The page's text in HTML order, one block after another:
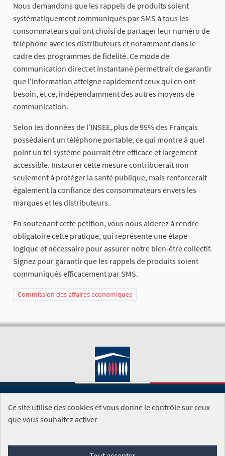
Nous demandons que les rappels de produits soient
systématiquement communiqués par SMS à tous les
consommateurs qui ont choisi de partager leur numéro de
téléphone avec les distributeurs et notamment dans le
cadre des programmes de fidelité. Ce mode de
communication direct et instantané permettrait de garantir
que l'information atteigne rapidement ceux qui en ont
besoin, et ce, indépendamment des autres moyens de
communication.
Selon les données de l’INSEE, plus de 95% des Français
possédaient un téléphone portable, ce qui montre à quel
point un tel système pourrait être efficace et largement
accessible. Instaurer cette mesure contribuerait non
seulement à protéger la santé publique, mais renforcerait
également la confiance des consommateurs envers les
marques et les distributeurs.
En soutenant cette pétition, vous nous aiderez à rendre
obligatoire cette pratique, qui représente une étape
logique et nécessaire pour assurer notre bien-être collectif.
Signez pour garantir que les rappels de produits soient
communiqués efficacement par SMS.
Commission des affaires économiques
SITE DE L'ASSEMBLÉE NATIONALE
Foire aux questions
Ce site utilise des cookies et vous donne le contrôle sur ceux
que vous souhaitez activer